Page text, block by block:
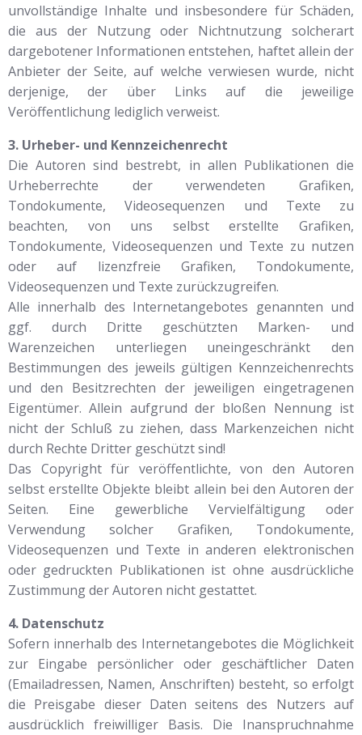
unvollständige Inhalte und insbesondere für Schäden,
die aus der Nutzung oder Nichtnutzung solcherart
dargebotener Informationen entstehen, haftet allein der
Anbieter der Seite, auf welche verwiesen wurde, nicht
derjenige, der über Links auf die jeweilige
Veröffentlichung lediglich verweist.
3. Urheber- und Kennzeichenrecht
Die Autoren sind bestrebt, in allen Publikationen die
Urheberrechte der verwendeten Grafiken,
Tondokumente, Videosequenzen und Texte zu
beachten, von uns selbst erstellte Grafiken,
Tondokumente, Videosequenzen und Texte zu nutzen
oder auf lizenzfreie Grafiken, Tondokumente,
Videosequenzen und Texte zurückzugreifen.
Alle innerhalb des Internetangebotes genannten und
ggf. durch Dritte geschützten Marken- und
Warenzeichen unterliegen uneingeschränkt den
Bestimmungen des jeweils gültigen Kennzeichenrechts
und den Besitzrechten der jeweiligen eingetragenen
Eigentümer. Allein aufgrund der bloßen Nennung ist
nicht der Schluß zu ziehen, dass Markenzeichen nicht
durch Rechte Dritter geschützt sind!
Das Copyright für veröffentlichte, von den Autoren
selbst erstellte Objekte bleibt allein bei den Autoren der
Seiten. Eine gewerbliche Vervielfältigung oder
Verwendung solcher Grafiken, Tondokumente,
Videosequenzen und Texte in anderen elektronischen
oder gedruckten Publikationen ist ohne ausdrückliche
Zustimmung der Autoren nicht gestattet.
4. Datenschutz
Sofern innerhalb des Internetangebotes die Möglichkeit
zur Eingabe persönlicher oder geschäftlicher Daten
(Emailadressen, Namen, Anschriften) besteht, so erfolgt
die Preisgabe dieser Daten seitens des Nutzers auf
ausdrücklich freiwilliger Basis. Die Inanspruchnahme